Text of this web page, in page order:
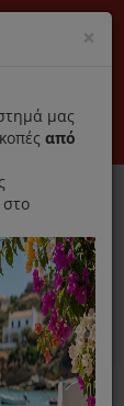
Επικοινωνία
×
μας
από
στο